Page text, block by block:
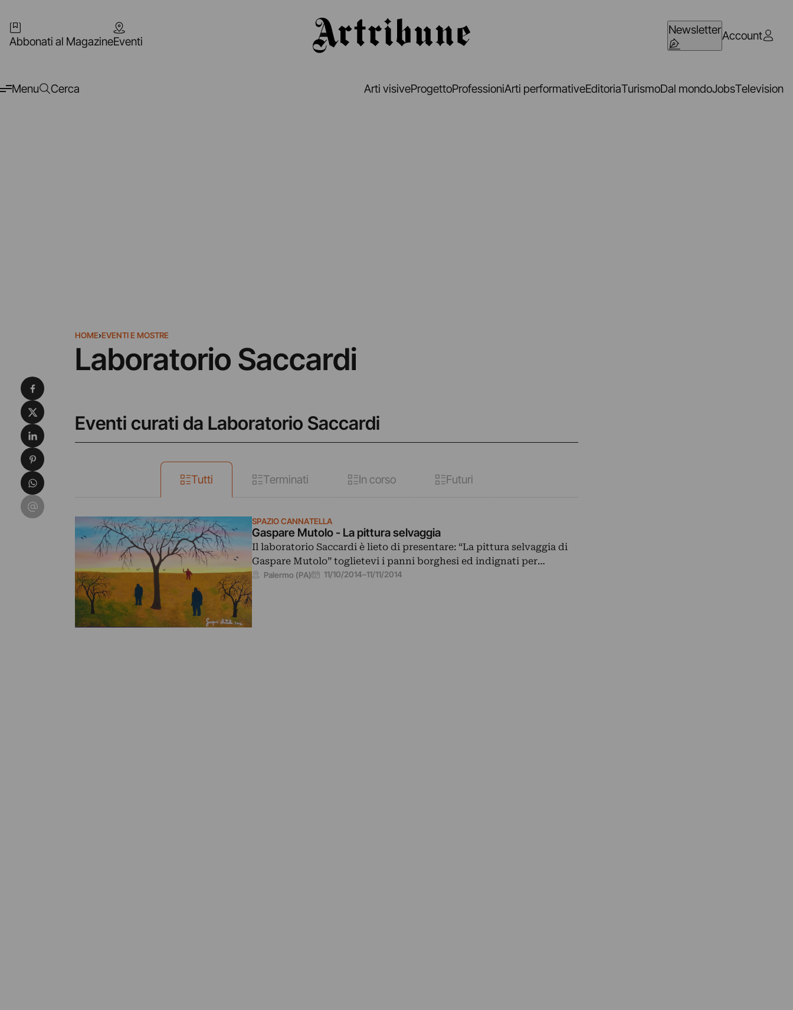
Abbonati al MagazineEventi
NewsletterAccount
Menu Cerca Arti visiveProgettoProfessioniArti performativeEditoriaTurismoDal mondoJobsTelevision
HOME›EVENTI E MOSTRE
Laboratorio Saccardi
Eventi curati da Laboratorio Saccardi
Tutti Terminati In corso Futuri
SPAZIO CANNATELLA
Gaspare Mutolo - La pittura selvaggia
Il laboratorio Saccardi è lieto di presentare: “La pittura selvaggia di
Gaspare Mutolo” toglietevi i panni borghesi ed indignati per…
Palermo (PA) 11/10/2014–11/11/2014
Condividi su Facebook
Condividi su X
Condividi su LinkedIn
Condividi su Pinterest
Condividi su WhatsApp
Condividi su Email